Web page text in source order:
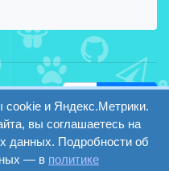
Версия
сайта для
слабовидящих
и Яндекс.Метрики.
вы соглашаетесь на
данных. Подробности об
— в политике